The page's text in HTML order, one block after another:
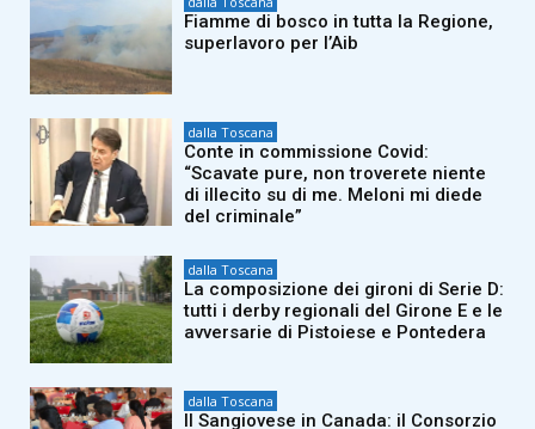
Fiamme di bosco in tutta la Regione,
superlavoro per l’Aib
dalla Toscana
Conte in commissione Covid:
“Scavate pure, non troverete niente
di illecito su di me. Meloni mi diede
del criminale”
dalla Toscana
La composizione dei gironi di Serie D:
tutti i derby regionali del Girone E e le
avversarie di Pistoiese e Pontedera
dalla Toscana
Il Sangiovese in Canada: il Consorzio